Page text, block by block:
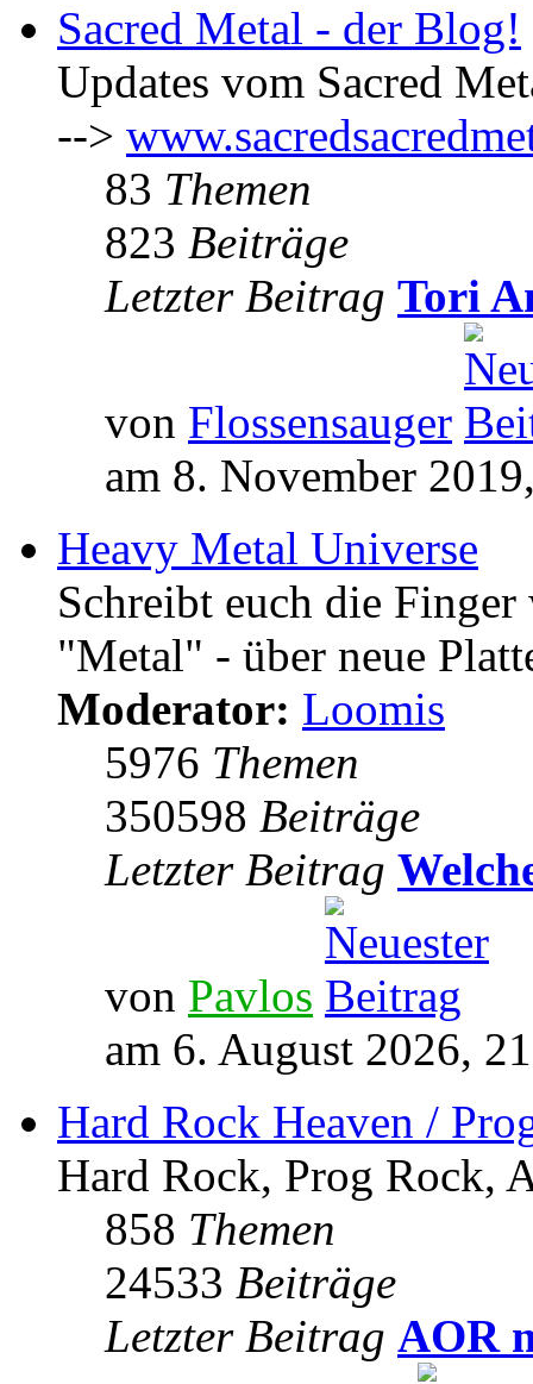
Sacred Metal - der Blog!
Updates vom Sacred
-->
83 Themen
823 Beiträge
Letzter Beitrag Tori
von Flossensauger
am 8. November
Heavy Metal Universe
Schreibt euch die
"Metal" - über neue
Moderator: Loomis
5976 Themen
350598 Beiträge
Letzter Beitrag
von Pavlos
am 6. August 2026,
Hard Rock Heaven /
Hard Rock, Prog Rock,
858 Themen
24533 Beiträge
Letzter Beitrag AOR